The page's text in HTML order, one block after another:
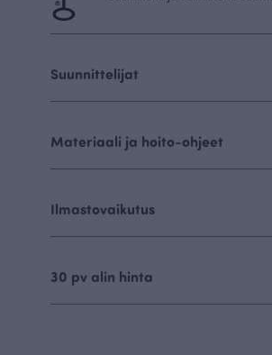
Suunnittelijat
Materiaali ja hoito-ohjeet
Ilmastovaikutus
30 pv alin hinta